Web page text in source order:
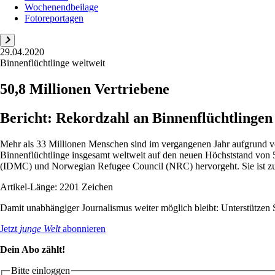
Wochenendbeilage
Fotoreportagen
29.04.2020
Binnenflüchtlinge weltweit
50,8 Millionen Vertriebene
Bericht: Rekordzahl an
Mehr als 33 Millionen Menschen sind im vergangenen Jahr aufgrund
Binnenflüchtlinge insgesamt weltweit auf den neuen Höchststand
(IDMC) und Norwegian Refugee Council (NRC) hervorgeht. Sie ist
Artikel-Länge: 2201 Zeichen
Damit unabhängiger Journalismus weiter möglich bleibt:
Jetzt junge Weltabonnieren
Dein Abo zählt!
Bitte einloggen